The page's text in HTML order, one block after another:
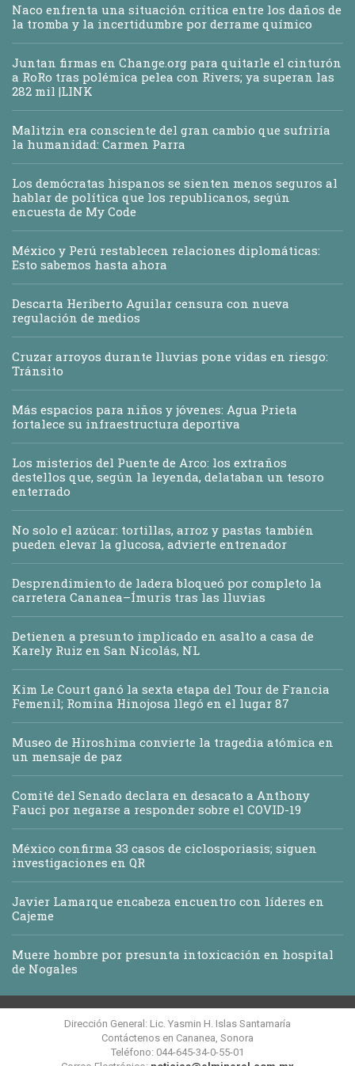
Naco enfrenta una situación crítica entre los daños de
la tromba y la incertidumbre por derrame químico
Juntan firmas en Change.org para quitarle el cinturón
a RoRo tras polémica pelea con Rivers; ya superan las
282 mil |LINK
Malitzin era consciente del gran cambio que sufriría
la humanidad: Carmen Parra
Los demócratas hispanos se sienten menos seguros al
hablar de política que los republicanos, según
encuesta de My Code
México y Perú restablecen relaciones diplomáticas:
Esto sabemos hasta ahora
Descarta Heriberto Aguilar censura con nueva
regulación de medios
Cruzar arroyos durante lluvias pone vidas en riesgo:
Tránsito
Más espacios para niños y jóvenes: Agua Prieta
fortalece su infraestructura deportiva
Los misterios del Puente de Arco: los extraños
destellos que, según la leyenda, delataban un tesoro
enterrado
No solo el azúcar: tortillas, arroz y pastas también
pueden elevar la glucosa, advierte entrenador
Desprendimiento de ladera bloqueó por completo la
carretera Cananea–Ímuris tras las lluvias
Detienen a presunto implicado en asalto a casa de
Karely Ruiz en San Nicolás, NL
Kim Le Court ganó la sexta etapa del Tour de Francia
Femenil; Romina Hinojosa llegó en el lugar 87
Museo de Hiroshima convierte la tragedia atómica en
un mensaje de paz
Comité del Senado declara en desacato a Anthony
Fauci por negarse a responder sobre el COVID-19
México confirma 33 casos de ciclosporiasis; siguen
investigaciones en QR
Javier Lamarque encabeza encuentro con líderes en
Cajeme
Muere hombre por presunta intoxicación en hospital
de Nogales
Dirección General: Lic. Yasmin H. Islas Santamaría
Contáctenos en Cananea, Sonora
Teléfono: 044-645-34-0-55-01